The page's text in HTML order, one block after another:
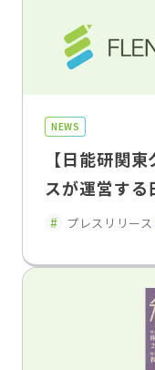
NEWS
【日能研関
スが運営する
ス」の神奈川
5月よりトラ
プレスリリース